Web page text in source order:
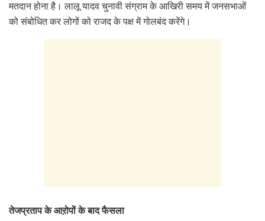
मतदान होना है। लालू यादव चुनावी संग्राम के आखिरी समय में जनसभाओं
को संबोधित कर लोगों को राजद के पक्ष में गोलबंद करेंगे।
तेजप्रताप के आऱोपों के बाद फैसला